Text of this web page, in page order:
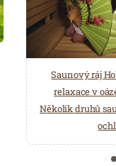
Saunový ráj
relaxace v
Několik druhů
Spa Hotel
starostí
načerpat